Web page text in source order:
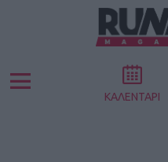
Menu ΚΑΛΕΝΤΑΡΙ